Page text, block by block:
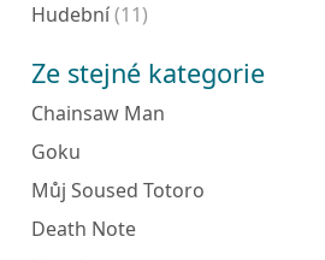
Hudební(11)
Ze stejné kategorie
Chainsaw Man
Goku
Můj Soused Totoro
Death Note